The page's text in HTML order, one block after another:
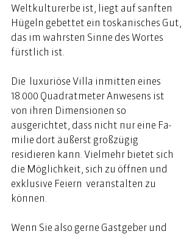
Weltkulturerbe ist, liegt auf sanften
Hügeln gebettet ein toskani­sches Gut,
das im wahrsten Sinne des Wortes
fürstlich ist.
Die  luxuriöse Villa inmitten eines
18.000 Quadratmeter Anwesens ist
von ihren Dimensionen so
ausgerichtet, dass nicht nur eine Fa­
milie dort äußerst großzügig
residieren kann. Vielmehr bietet sich
die Möglichkeit, sich zu öffnen und
exklusive Feiern  veranstalten zu
können.
Wenn Sie also gerne Gastgeber und